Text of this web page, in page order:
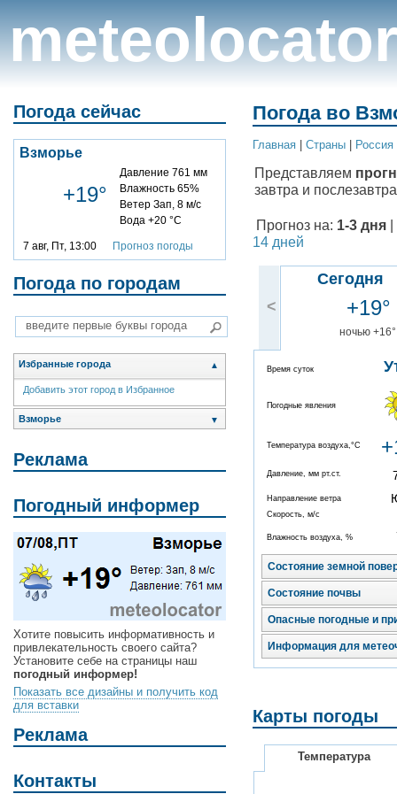
meteolocator
Погода сейчас
Взморье
+19°
Давление 761 мм
Влажность 65%
Ветер Зап, 8 м/с
Вода +20 °C
7 авг, Пт, 13:00 Прогноз погоды
Погода по городам
Избранные города ▲
Добавить этот город в Избранное
Взморье ▼
Реклама
Погодный информер
Хотите повысить информативность и
привлекательность своего сайта?
Установите себе на страницы наш
погодный информер!
Показать все дизайны и получить код
для вставки
Реклама
Контакты
Погода во
Главная Cтраны Россия
Представляем
завтра и
Прогноз на: 1-3 дня
14 дней
<
Сегодня
+19°
ночью +16°
Время суток
Погодные явления
Температура воздуха,°C
Давление, мм рт.ст.
Направление ветра
Скорость, м/с
Влажность воздуха, %
Состояние земной
Состояние почвы
Опасные погодные и
Информация для
Карты погоды
Температура